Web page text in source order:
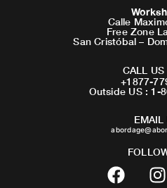
Calle
Free Zone
San Cristóbal –
CALL US
+1877-
Outside US : 1-
EMAIL
F
a
I
n